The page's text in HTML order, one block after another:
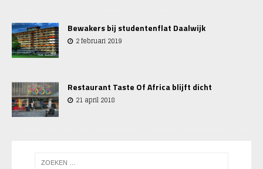
Bewakers bij studentenflat Daalwijk
2 februari 2019
Restaurant Taste Of Africa blijft dicht
21 april 2018